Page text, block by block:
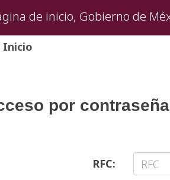
Inicio
por contraseña
RFC: